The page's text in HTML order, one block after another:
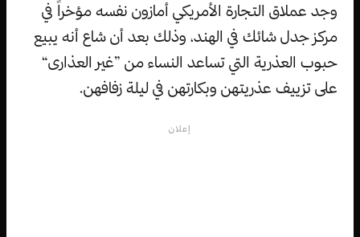
وجد عملاق التجارة الأمريكي أمازون نفسه مؤخراً في
مركز جدل شائك في الهند، وذلك بعد أن شاع أنه يبيع
حبوب العذرية التي تساعد النساء من ”غير العذارى“
على تزييف عذريتهن وبكارتهن في ليلة زفافهن.
إعلان